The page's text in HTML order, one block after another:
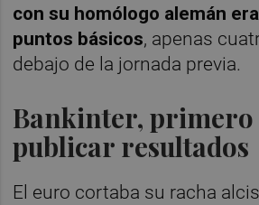
con su homólogo alemán
puntos básicos, apenas
debajo de la jornada previa.
Bankinter, primero
publicar resultados
El euro cortaba su racha